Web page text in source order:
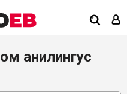
анилингус